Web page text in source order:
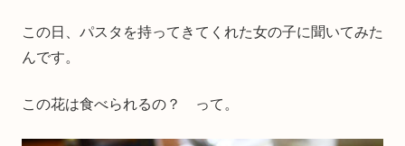
この日、パスタを持ってきてくれた女の子に聞いてみた
んです。
この花は食べられるの？ って。